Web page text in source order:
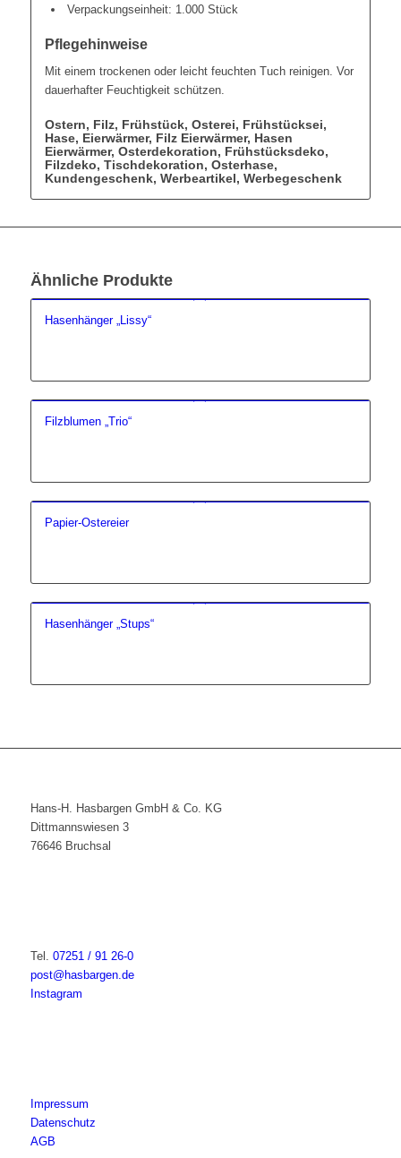
Verpackungseinheit: 1.000 Stück
Pflegehinweise
Mit einem trockenen oder leicht feuchten Tuch reinigen. Vor
dauerhafter Feuchtigkeit schützen.
Ostern, Filz, Frühstück, Osterei, Frühstücksei,
Hase, Eierwärmer, Filz Eierwärmer, Hasen
Eierwärmer, Osterdekoration, Frühstücksdeko,
Filzdeko, Tischdekoration, Osterhase,
Kundengeschenk, Werbeartikel, Werbegeschenk
Ähnliche Produkte
Hasenhänger „Lissy“
Filzblumen „Trio“
Papier-Ostereier
Hasenhänger „Stups“
Hans-H. Hasbargen GmbH & Co. KG
Dittmannswiesen 3
76646 Bruchsal
Tel. 07251 / 91 26-0
post@hasbargen.de
Instagram
Impressum
Datenschutz
AGB